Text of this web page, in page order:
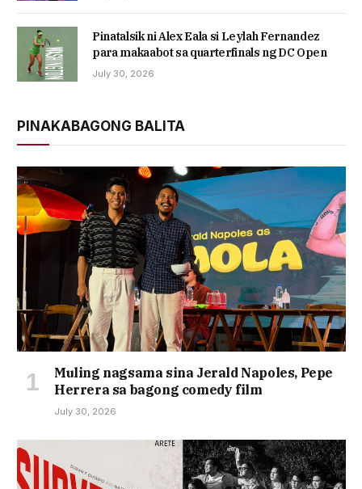
Pinatalsik ni Alex Eala si Leylah Fernandez
para makaabot sa quarterfinals ng DC Open
July 30, 2026
PINAKABAGONG BALITA
Muling nagsama sina Jerald Napoles, Pepe
Herrera sa bagong comedy film
July 30, 2026